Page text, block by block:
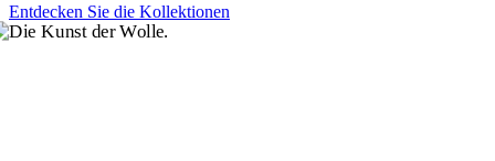
Entdecken Sie die Kollektionen